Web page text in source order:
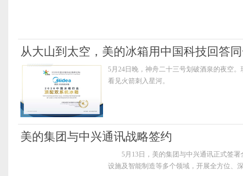
从大山到太空，美的冰箱用中国科技回答
5月24日晚，神舟二十三号划破酒泉的夜空
看见火箭刺入星河。
美的集团与中兴通讯战略签约
5月13日，美的集团与中兴通讯正式签署
设施及智能制造等多个领域，开展全方位、